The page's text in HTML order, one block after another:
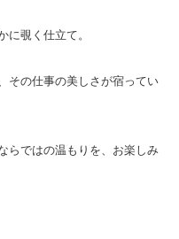
覗く仕立て。
その仕事の美しさが宿ってい
らではの温もりを、お楽しみ